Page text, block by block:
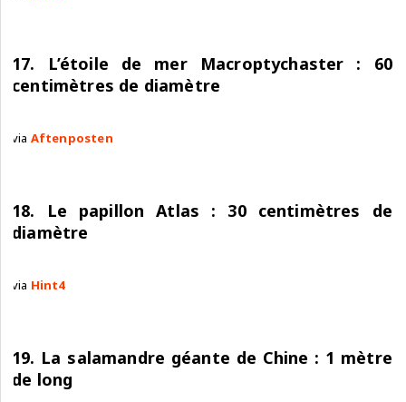
17. L’étoile de mer Macroptychaster : 60
centimètres de diamètre
via Aftenposten
18. Le papillon Atlas : 30 centimètres de
diamètre
via Hint4
19. La salamandre géante de Chine : 1 mètre
de long